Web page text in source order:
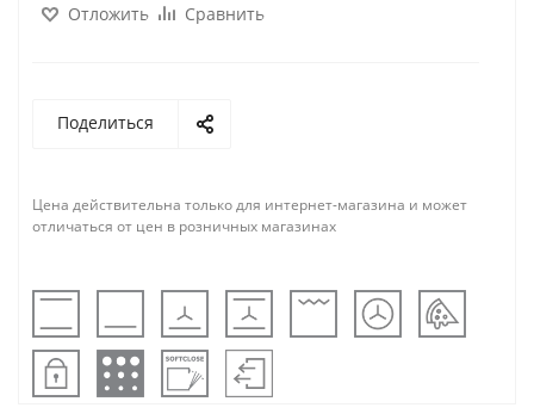
Отложить Сравнить
Поделиться
Цена действительна только для интернет-магазина и может
отличаться от цен в розничных магазинах